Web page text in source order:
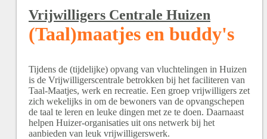
Vrijwilligers Centrale Huizen
(Taal)maatjes en buddy's
Tijdens de (tijdelijke) opvang van vluchtelingen in Huizen
is de Vrijwilligerscentrale betrokken bij het faciliteren van
Taal-Maatjes, werk en recreatie. Een groep vrijwilligers zet
zich wekelijks in om de bewoners van de opvangschepen
de taal te leren en leuke dingen met ze te doen. Daarnaast
helpen Huizer-organisaties uit ons netwerk bij het
aanbieden van leuk vrijwilligerswerk.